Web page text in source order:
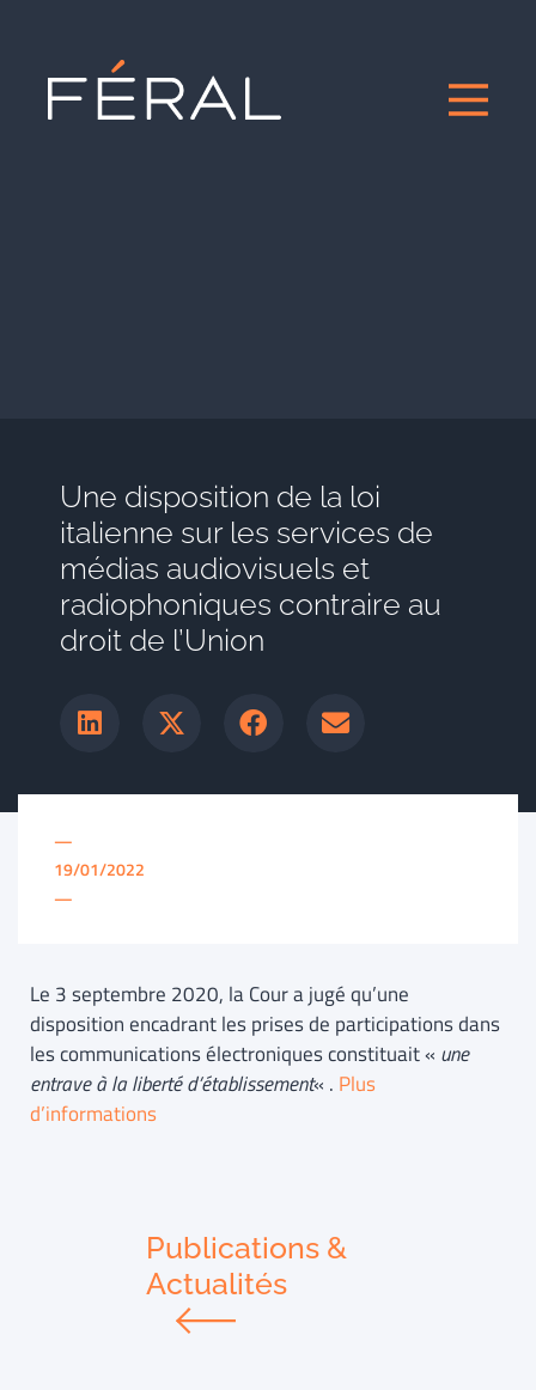
Une disposition de la loi
italienne sur les services de
médias audiovisuels et
radiophoniques contraire au
droit de l’Union
—
19/01/2022
—
Le 3 septembre 2020, la Cour a jugé qu’une
disposition encadrant les prises de participations dans
les communications électroniques constituait « une
entrave à la liberté d’établissement« . Plus
d’informations
Publications &
Actualités